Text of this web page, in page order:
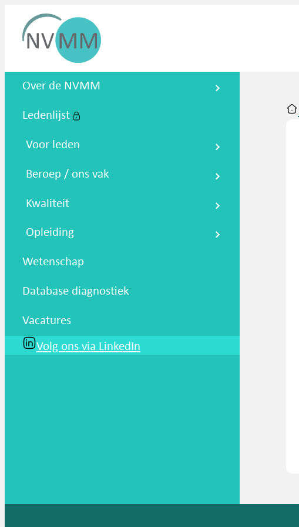
Nederlandse Vereniging voor
Over de NVMM
Ledenlijst
Voor leden
Beroep / ons vak
Kwaliteit
Opleiding
Wetenschap
Database diagnostiek
Vacatures
Volg ons via LinkedIn